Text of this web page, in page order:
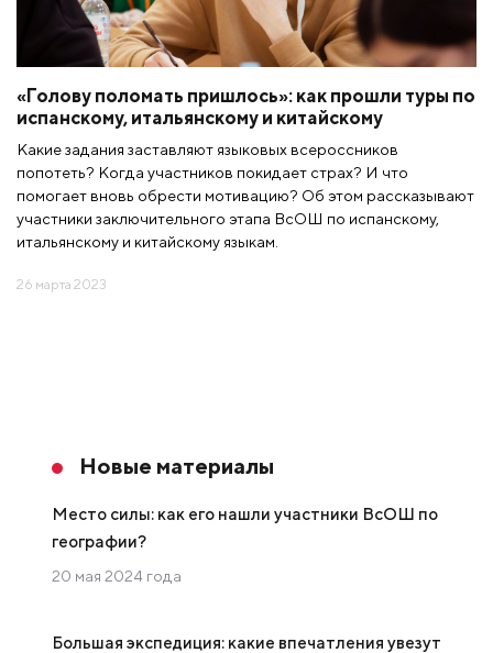
«Голову поломать пришлось»: как прошли туры по
испанскому, итальянскому и китайскому
Какие задания заставляют языковых всероссников
попотеть? Когда участников покидает страх? И что
помогает вновь обрести мотивацию? Об этом рассказывают
участники заключительного этапа ВсОШ по испанскому,
итальянскому и китайскому языкам.
26 марта 2023
Новые материалы
Место силы: как его нашли участники ВсОШ по
географии?
20 мая 2024 года
Большая экспедиция: какие впечатления увезут